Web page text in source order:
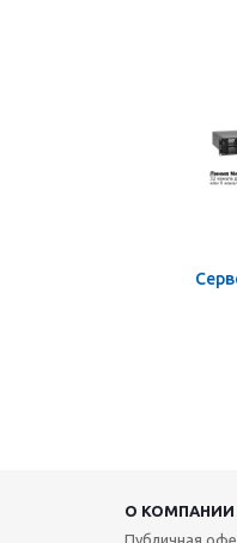
О КОМПАНИИ
Публичная